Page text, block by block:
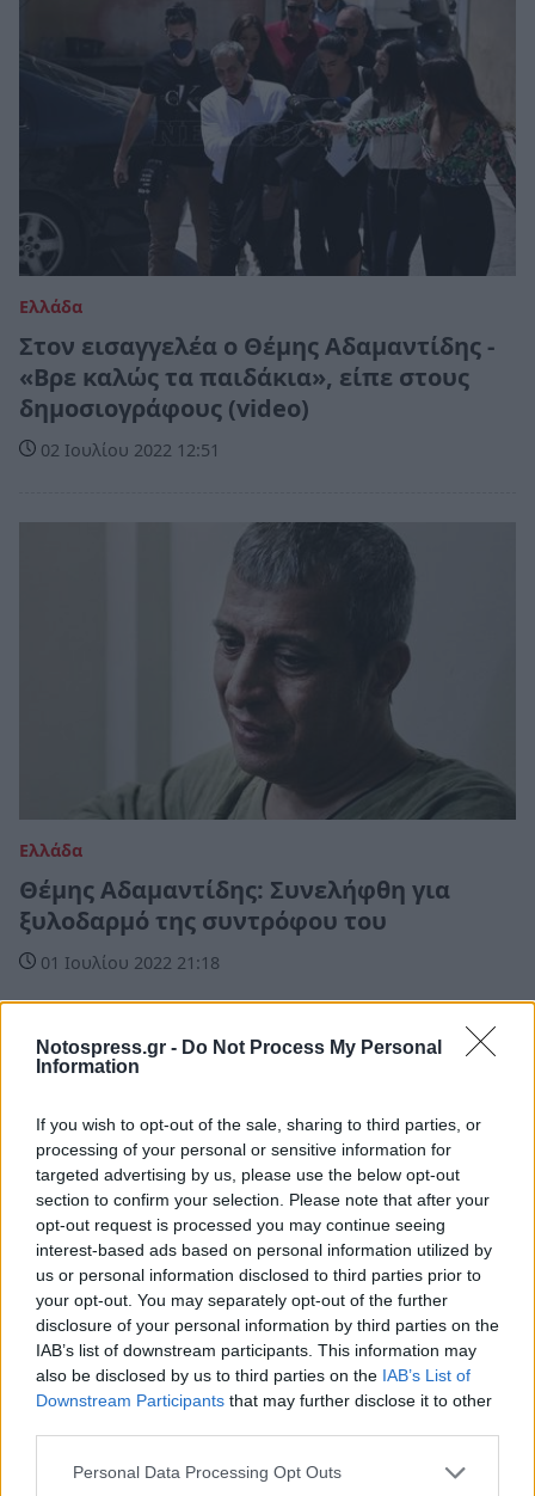
Notospress.gr - Do Not Process My Personal
Information
If you wish to opt-out of the sale, sharing to third parties, or
processing of your personal or sensitive information for
targeted advertising by us, please use the below opt-out
section to confirm your selection. Please note that after your
opt-out request is processed you may continue seeing
interest-based ads based on personal information utilized by
us or personal information disclosed to third parties prior to
your opt-out. You may separately opt-out of the further
disclosure of your personal information by third parties on the
IAB’s list of downstream participants. This information may
also be disclosed by us to third parties on the IAB’s List of
Downstream Participants that may further disclose it to other
Personal Data Processing Opt Outs
Ελλάδα
Στον εισαγγελέα ο Θέμης Αδαμαντίδης -
«Βρε καλώς τα παιδάκια», είπε στους
δημοσιογράφους (video)
02 Ιουλίου 2022 12:51
Ελλάδα
Θέμης Αδαμαντίδης: Συνελήφθη για
ξυλοδαρμό της συντρόφου του
01 Ιουλίου 2022 21:18
Ελλάδα
Ο Θέμης Αδαμαντίδης έστησε τη Φαίη
Σκορδά και τον Γιώργο Λιάγκα (video)
04 Δεκεμβρίου 2021 16:28